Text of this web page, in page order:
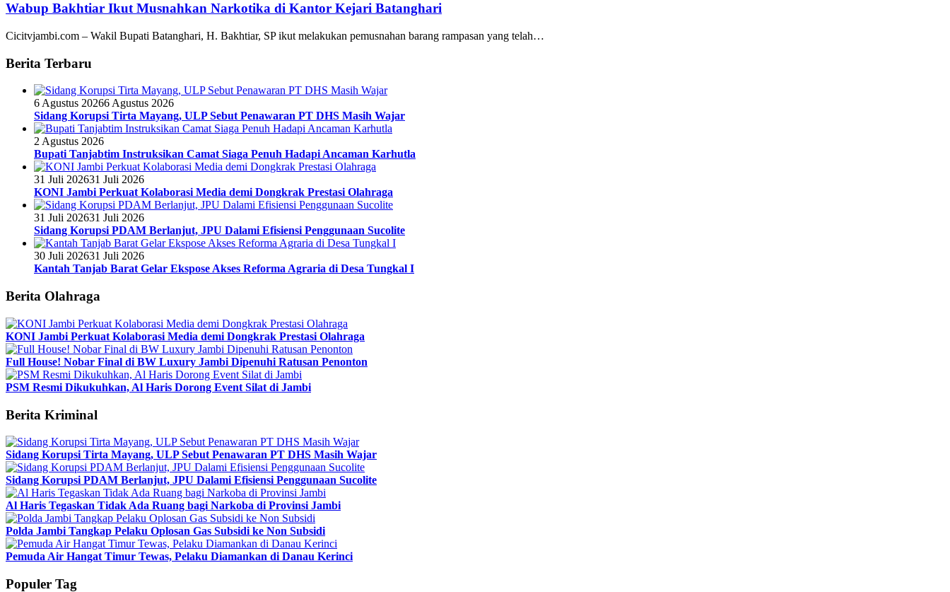
Wabup Bakhtiar Ikut Musnahkan Narkotika di Kantor Kejari Batanghari
Cicitvjambi.com – Wakil Bupati Batanghari, H. Bakhtiar, SP ikut melakukan pemusnahan barang rampasan yang telah…
Berita Terbaru
6 Agustus 20266 Agustus 2026
Sidang Korupsi Tirta Mayang, ULP Sebut Penawaran PT DHS Masih Wajar
2 Agustus 2026
Bupati Tanjabtim Instruksikan Camat Siaga Penuh Hadapi Ancaman Karhutla
31 Juli 202631 Juli 2026
KONI Jambi Perkuat Kolaborasi Media demi Dongkrak Prestasi Olahraga
31 Juli 202631 Juli 2026
Sidang Korupsi PDAM Berlanjut, JPU Dalami Efisiensi Penggunaan Sucolite
30 Juli 202631 Juli 2026
Kantah Tanjab Barat Gelar Ekspose Akses Reforma Agraria di Desa Tungkal I
Berita Olahraga
KONI Jambi Perkuat Kolaborasi Media demi Dongkrak Prestasi Olahraga
Full House! Nobar Final di BW Luxury Jambi Dipenuhi Ratusan Penonton
PSM Resmi Dikukuhkan, Al Haris Dorong Event Silat di Jambi
Berita Kriminal
Sidang Korupsi Tirta Mayang, ULP Sebut Penawaran PT DHS Masih Wajar
Sidang Korupsi PDAM Berlanjut, JPU Dalami Efisiensi Penggunaan Sucolite
Al Haris Tegaskan Tidak Ada Ruang bagi Narkoba di Provinsi Jambi
Polda Jambi Tangkap Pelaku Oplosan Gas Subsidi ke Non Subsidi
Pemuda Air Hangat Timur Tewas, Pelaku Diamankan di Danau Kerinci
Populer Tag